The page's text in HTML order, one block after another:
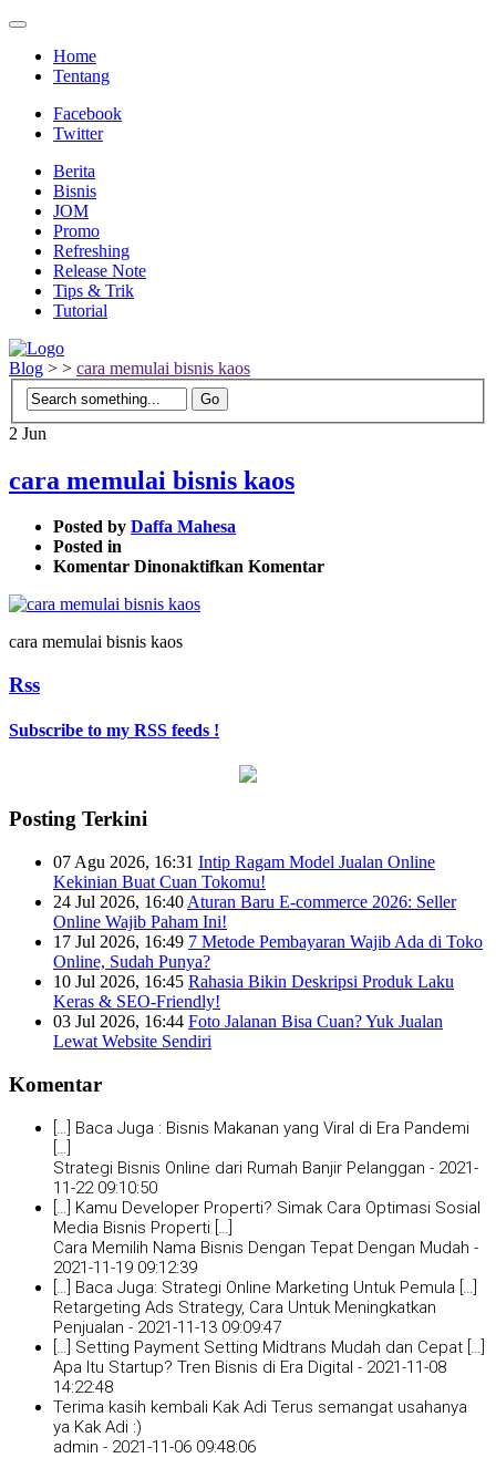
Home
Tentang
Facebook
Twitter
Berita
Bisnis
JOM
Promo
Refreshing
Release Note
Tips & Trik
Tutorial
Blog > > cara memulai bisnis kaos
2 Jun
cara memulai bisnis kaos
Posted by Daffa Mahesa
Posted in
Komentar Dinonaktifkan pada
Komentar
cara memulai bisnis kaos
Rss
Subscribe to my RSS feeds !
Posting Terkini
07 Agu 2026, 16:31 Intip Ragam Model Jualan Online
Kekinian Buat Cuan Tokomu!
24 Jul 2026, 16:40 Aturan Baru E-commerce 2026: Seller
Online Wajib Paham Ini!
17 Jul 2026, 16:49 7 Metode Pembayaran Wajib Ada di Toko
Online, Sudah Punya?
10 Jul 2026, 16:45 Rahasia Bikin Deskripsi Produk Laku
Keras & SEO-Friendly!
03 Jul 2026, 16:44 Foto Jalanan Bisa Cuan? Yuk Jualan
Lewat Website Sendiri
Komentar
[…] Baca Juga : Bisnis Makanan yang Viral di Era Pandemi
Strategi Bisnis Online dari Rumah Banjir Pelanggan - 2021-
11-22 09:10:50
[…] Kamu Developer Properti? Simak Cara Optimasi Sosial
Media Bisnis Properti […]
Cara Memilih Nama Bisnis Dengan Tepat Dengan Mudah -
2021-11-19 09:12:39
[…] Baca Juga: Strategi Online Marketing Untuk Pemula […]
Retargeting Ads Strategy, Cara Untuk Meningkatkan
Penjualan - 2021-11-13 09:09:47
[…] Setting Payment Setting Midtrans Mudah dan Cepat […]
Apa Itu Startup? Tren Bisnis di Era Digital - 2021-11-08
14:22:48
Terima kasih kembali Kak Adi Terus semangat usahanya
ya Kak Adi :)
admin - 2021-11-06 09:48:06